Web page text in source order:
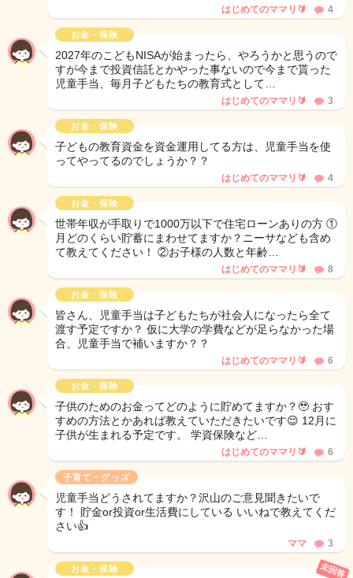
はじめてのママリ🔰 4
お金・保険
2027年のこどもNISAが始まったら、やろうかと思うので
すが今まで投資信託とかやった事ないので今まで貰った
児童手当、毎月子どもたちの教育式として…
はじめてのママリ🔰 3
お金・保険
子どもの教育資金を資金運用してる方は、児童手当を使
ってやってるのでしょうか？？
はじめてのママリ🔰 4
お金・保険
世帯年収が手取りで1000万以下で住宅ローンありの方 ①
月どのくらい貯蓄にまわせてますか？ニーサなども含め
て教えてください！ ②お子様の人数と年齢…
はじめてのママリ🔰 8
お金・保険
皆さん、児童手当は子どもたちが社会人になったら全て
渡す予定ですか？ 仮に大学の学費などが足らなかった場
合、児童手当で補いますか？？
はじめてのママリ🔰 6
お金・保険
子供のためのお金ってどのように貯めてますか？🥹 おす
すめの方法とかあれば教えていただきたいです😌 12月に
子供が生まれる予定です。 学資保険など…
はじめてのママリ🔰 6
子育て・グッズ
児童手当どうされてますか？沢山のご意見聞きたいで
す！ 貯金or投資or生活費にしている いいねで教えてくだ
さい👍
ママ 3
お金・保険 未回答